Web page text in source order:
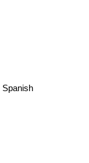
Spanish